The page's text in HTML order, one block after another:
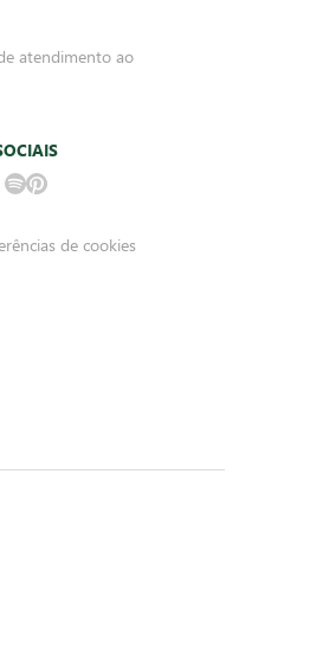
atendimento ao
de cookies